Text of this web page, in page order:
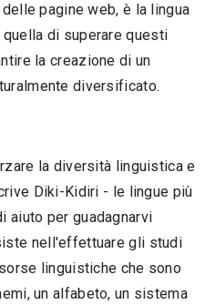
pagine web, è la lingua
di superare questi
la creazione di un
diversificato.
la diversità linguistica e
Diki-Kidiri - le lingue più
aiuto per guadagnarvi
nell'effettuare gli studi
linguistiche che sono
un alfabeto, un sistema